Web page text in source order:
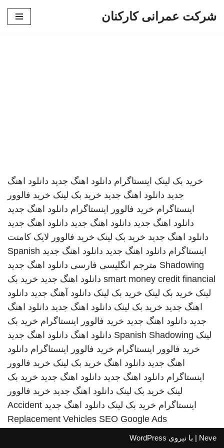
شرکت عمرانی کارکنان
خرید بک لینک اینستاگرام دانلود اهنگ جدید دانلود اهنگ
جدید دانلود اهنگ جدید خرید بک لینک خرید فالوور
اینستاگرام خرید فالوور اینستاگرام دانلود اهنگ جدید
دانلود اهنگ جدید دانلود اهنگ جدید دانلود اهنگ جدید
دانلود اهنگ جدید خرید بک لینک خرید فالوور لایک کامنت
اینستاگرام دانلود اهنگ جدید دانلود اهنگ جدید Spanish
Shadowing مترجم انگلیسی فارسی دانلود اهنگ جدید
smart money credit financial دانلود اهنگ جدید خرید بک
لینک خرید بک لینک خرید بک لینک دانلود آهنگ جدید دانلود
اهنگ جدید خرید بک لینک دانلود اهنگ جدید دانلود اهنگ
جدید دانلود اهنگ جدید خرید فالوور اینستاگرام خرید بک
لینک Spanish Shadowing دانلود اهنگ دانلود اهنگ جدید
خرید فالوور اینستاگرام خرید فالوور اینستاگرام دانلود
اهنگ جدید دانلود اهنگ خرید بک لینک خرید فالوور
اینستاگرام دانلود اهنگ جدید دانلود اهنگ جدید خرید بک
لینک خرید بک لینک دانلود اهنگ جدید خرید فالوور
اینستاگرام خرید بک لینک دانلود اهنگ جدید Accident
Replacement Vehicles SEO Google Ads
Neve | با نیروی WordPress